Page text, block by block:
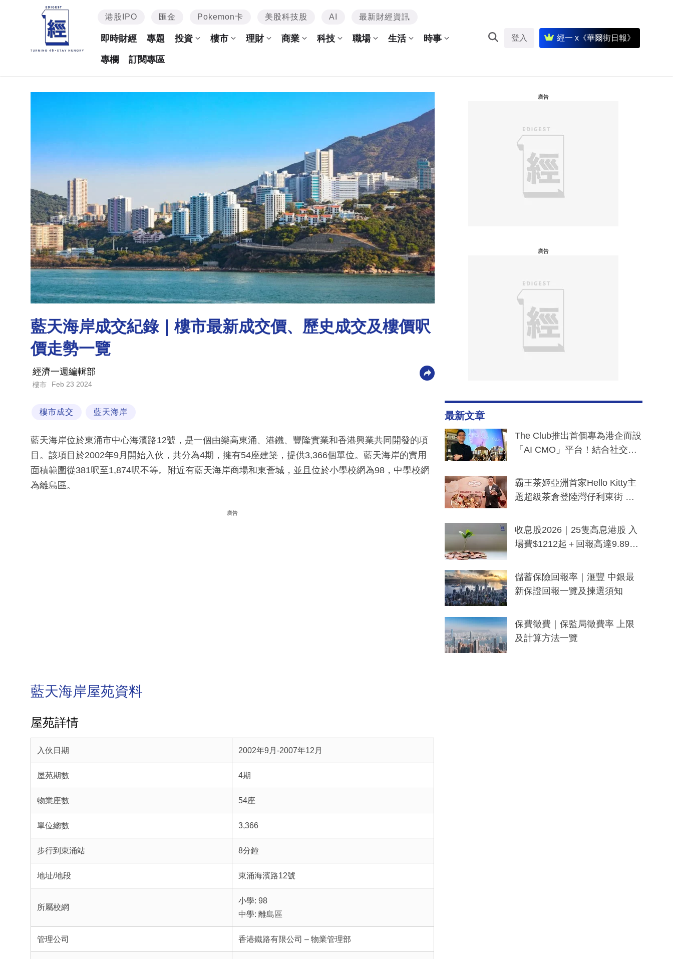
港股IPO 匯金 Pokemon卡 美股科技股 AI 最新財經資訊
即時財經 專題 投資 樓市 理財 商業 科技 職場 生活 時事
專欄 訂閱專區
登入 經一 x《華爾街日報》
藍天海岸成交紀錄｜樓市最新成交價、歷史成交及樓價呎
價走勢一覽
經濟一週編輯部
樓市 Feb 23 2024
樓市成交 藍天海岸
藍天海岸位於東涌市中心海濱路12號，是一個由樂高東涌、港鐵、豐隆實業和香港興業共同開發的項
目。該項目於2002年9月開始入伙，共分為4期，擁有54座建築，提供3,366個單位。藍天海岸的實用
面積範圍從381呎至1,874呎不等。附近有藍天海岸商場和東薈城，並且位於小學校網為98，中學校網
為離島區。
廣告
藍天海岸屋苑資料
屋苑詳情
入伙日期 2002年9月-2007年12月
屋苑期數 4期
物業座數 54座
單位總數 3,366
步行到東涌站 8分鐘
地址/地段 東涌海濱路12號
所屬校網
小學: 98
中學: 離島區
管理公司 香港鐵路有限公司 – 物業管理部
廣告
廣告
最新文章
The Club推出首個專為港企而設
「AI CMO」平台！結合社交聆
分鐘生成「貼地」宣傳短片
霸王茶姬亞洲首家Hello Kitty主
題超級茶倉登陸灣仔利東街 推
y及香港限定特調系列
收息股2026｜25隻高息港股 入
場費$1212起＋回報高達9.89
儲蓄保險回報率｜滙豐 中銀最
新保證回報一覽及揀選須知
保費徵費｜保監局徵費率 上限
及計算方法一覽